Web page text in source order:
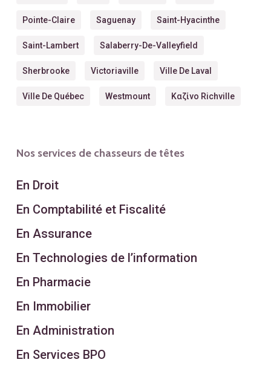
Pointe-Claire Saguenay Saint-Hyacinthe
Saint-Lambert Salaberry-De-Valleyfield
Sherbrooke Victoriaville Ville De Laval
Ville De Québec Westmount Καζίνο Richville
Nos services de chasseurs de têtes
En Droit
En Comptabilité et Fiscalité
En Assurance
En Technologies de l’information
En Pharmacie
En Immobilier
En Administration
En Services BPO